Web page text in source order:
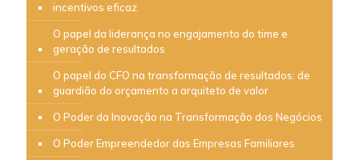
incentivos eficaz
O papel da liderança no engajamento do time e
geração de resultados
O papel do CFO na transformação de resultados: de
guardião do orçamento a arquiteto de valor
O Poder da Inovação na Transformação dos Negócios
O Poder Empreendedor das Empresas Familiares